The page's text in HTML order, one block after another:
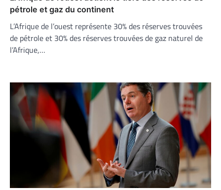
pétrole et gaz du continent
L’Afrique de l’ouest représente 30% des réserves trouvées
de pétrole et 30% des réserves trouvées de gaz naturel de
l’Afrique,…